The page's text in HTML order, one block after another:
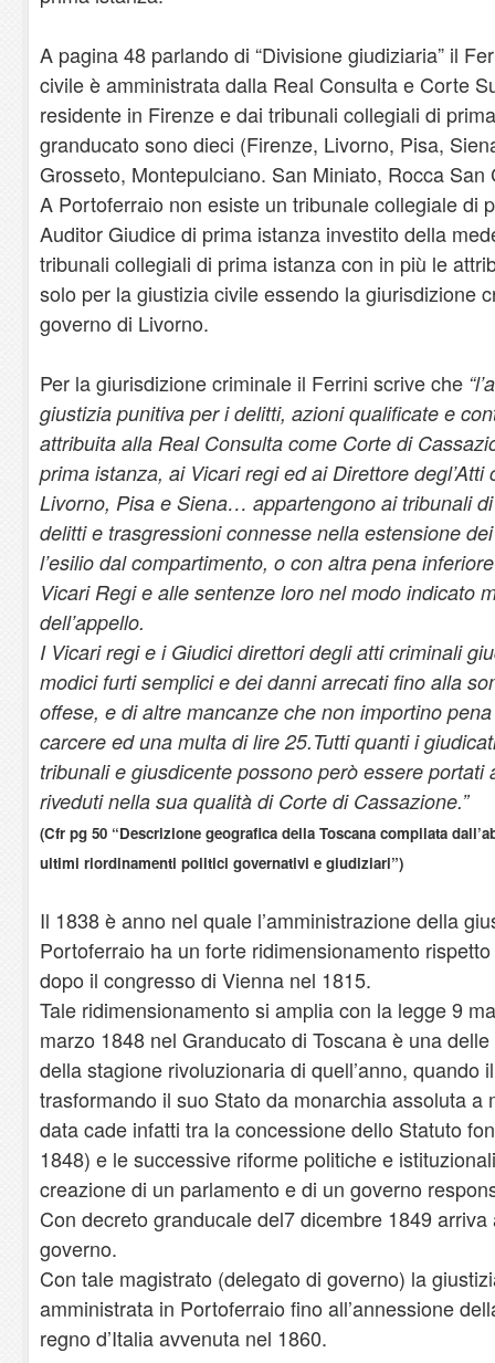
A pagina 48 parlando di “Divisione giudiziaria” il
civile è amministrata dalla Real Consulta e Corte
residente in Firenze e dai tribunali collegiali di
granducato sono dieci (Firenze, Livorno, Pisa,
Grosseto, Montepulciano. San Miniato, Rocca San
A Portoferraio non esiste un tribunale collegiale di
Auditor Giudice di prima istanza investito della
tribunali collegiali di prima istanza con in più le
solo per la giustizia civile essendo la giurisdizione
governo di Livorno.
Per la giurisdizione criminale il Ferrini scrive che
giustizia punitiva per i delitti, azioni qualificate e
attribuita alla Real Consulta come Corte di
prima istanza, ai Vicari regi ed ai Direttore
Livorno, Pisa e Siena… appartengono ai tribunali
delitti e trasgressioni connesse nella estensione
l’esilio dal compartimento, o con altra pena
Vicari Regi e alle sentenze loro nel modo indicato
dell’appello.
I Vicari regi e i Giudici direttori degli atti criminali
modici furti semplici e dei danni arrecati fino alla
offese, e di altre mancanze che non importino
carcere ed una multa di lire 25.Tutti quanti i
tribunali e giusdicente possono però essere portati
riveduti nella sua qualità di Corte di Cassazione.”
(Cfr pg 50 “Descrizione geografica della Toscana compilata
ultimi riordinamenti politici governativi e giudiziari”)
Il 1838 è anno nel quale l’amministrazione della
Portoferraio ha un forte ridimensionamento
dopo il congresso di Vienna nel 1815.
Tale ridimensionamento si amplia con la legge 9
marzo 1848 nel Granducato di Toscana è una
della stagione rivoluzionaria di quell’anno, quando
trasformando il suo Stato da monarchia assoluta a
data cade infatti tra la concessione dello Statuto
1848) e le successive riforme politiche e
creazione di un parlamento e di un governo
Con decreto granducale del7 dicembre 1849
governo.
Con tale magistrato (delegato di governo) la
amministrata in Portoferraio fino all’annessione
regno d’Italia avvenuta nel 1860.